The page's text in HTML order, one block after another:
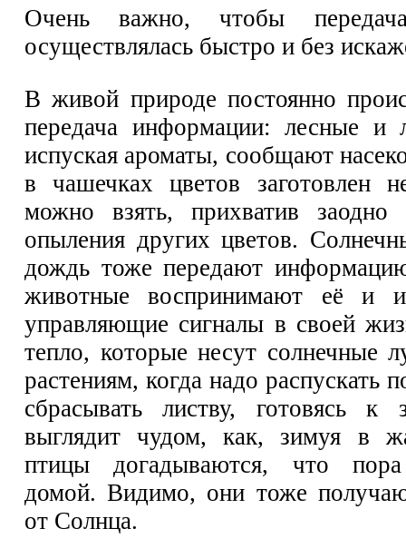
Очень важно, чтобы
осуществлялась быстро и без
В живой природе постоянно
передача информации: лесные и
испуская ароматы, сообщают
в чашечках цветов заготовлен
можно взять, прихватив
опыления других цветов.
дождь тоже передают
животные воспринимают её и
управляющие сигналы в своей
тепло, которые несут солнечные
растениям, когда надо распускать
сбрасывать листву, готовясь
выглядит чудом, как, зимуя в
птицы догадываются, что пора
домой. Видимо, они тоже
от Солнца.